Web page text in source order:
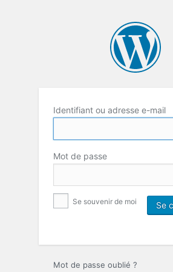
Identifiant ou adresse e-mail
Mot de passe
Se souvenir de moi
Mot de passe oublié ?